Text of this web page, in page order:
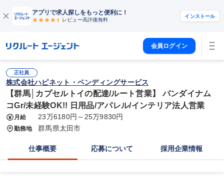
アプリで求人探しをもっと便利に！
レビュー高評価無料
インストール
会員ログイン
正社員
株式会社ハピネット・ベンディングサービス
【群馬│カプセルトイの配達/ルート営業】 バンダイナム
コGr/未経験OK!! 日用品/アパレル/インテリア法人営業
月給 23万6180円～25万9830円
勤務地 群馬県太田市
仕事概要 応募について 採用企業情報